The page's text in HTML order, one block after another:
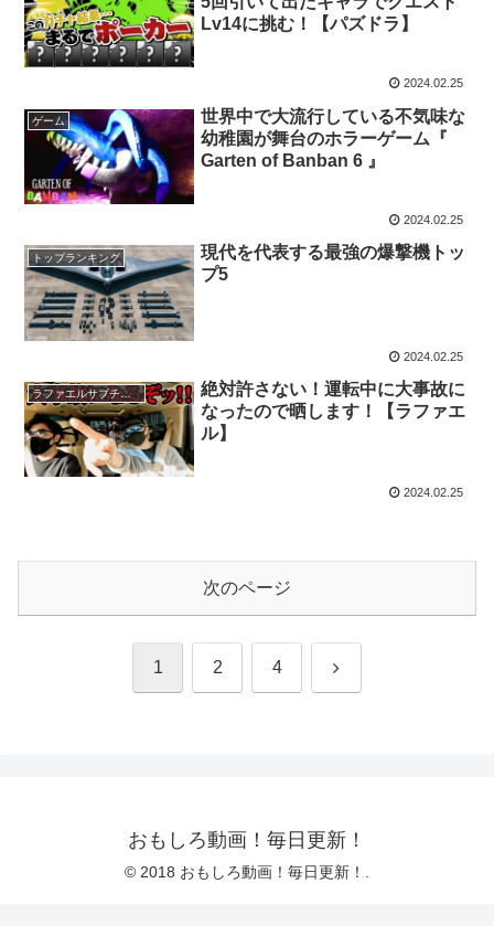
Lv14に挑む！【パズドラ】
2024.02.25
ゲーム
世界中で大流行している不気味な
幼稚園が舞台のホラーゲーム『
Garten of Banban 6 』
2024.02.25
トップランキング
現代を代表する最強の爆撃機トッ
プ5
2024.02.25
ラファエルサブチャンネル
絶対許さない！運転中に大事故に
なったので晒します！【ラファエ
ル】
2024.02.25
次のページ
1 2 4 次
おもしろ動画！毎日更新！
© 2018 おもしろ動画！毎日更新！.